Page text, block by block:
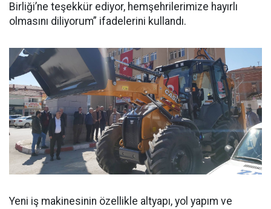
Birliği’ne teşekkür ediyor, hemşehrilerimize hayırlı
olmasını diliyorum” ifadelerini kullandı.
Yeni iş makinesinin özellikle altyapı, yol yapım ve